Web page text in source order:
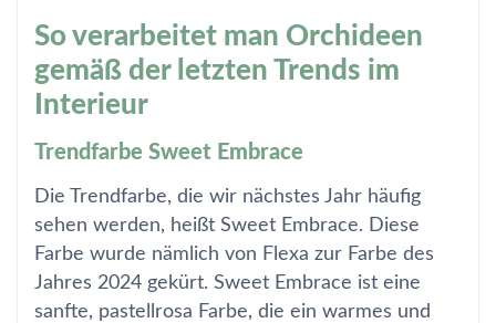
So verarbeitet man Orchideen
gemäß der letzten Trends im
Interieur
Trendfarbe Sweet Embrace
Die Trendfarbe, die wir nächstes Jahr häufig
sehen werden, heißt Sweet Embrace. Diese
Farbe wurde nämlich von Flexa zur Farbe des
Jahres 2024 gekürt. Sweet Embrace ist eine
sanfte, pastellrosa Farbe, die ein warmes und